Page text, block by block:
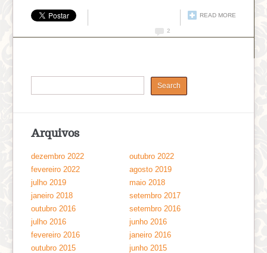
READ MORE
2
Arquivos
dezembro 2022
outubro 2022
fevereiro 2022
agosto 2019
julho 2019
maio 2018
janeiro 2018
setembro 2017
outubro 2016
setembro 2016
julho 2016
junho 2016
fevereiro 2016
janeiro 2016
outubro 2015
junho 2015